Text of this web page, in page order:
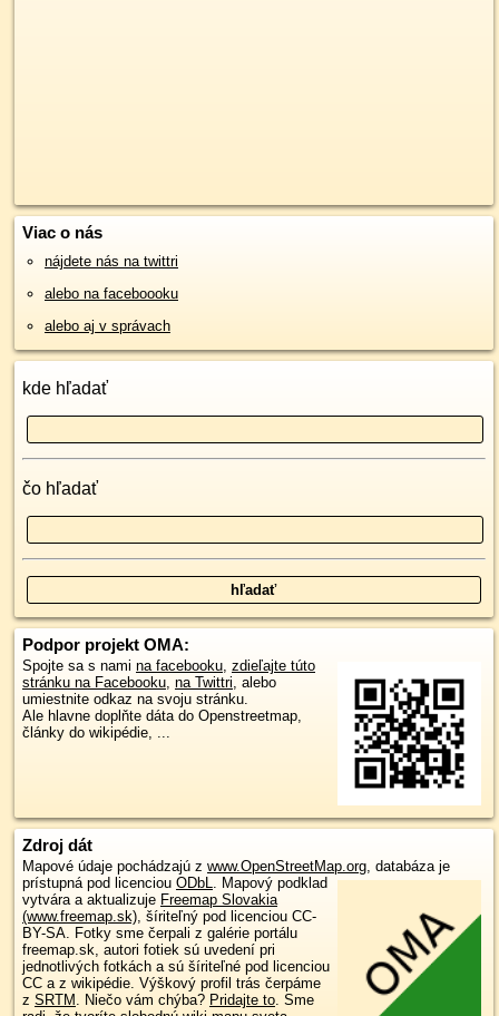
Viac o nás
nájdete nás na twittri
alebo na faceboooku
alebo aj v správach
kde hľadať
čo hľadať
Podpor projekt OMA:
Spojte sa s nami na facebooku, zdieľajte túto
stránku na Facebooku, na Twittri, alebo
umiestnite odkaz na svoju stránku.
Ale hlavne doplňte dáta do Openstreetmap,
články do wikipédie, ...
Zdroj dát
Mapové údaje pochádzajú z www.OpenStreetMap.org, databáza je
prístupná pod licenciou ODbL. Mapový podklad
vytvára a aktualizuje Freemap Slovakia
(www.freemap.sk), šíriteľný pod licenciou CC-
BY-SA. Fotky sme čerpali z galérie portálu
freemap.sk, autori fotiek sú uvedení pri
jednotlivých fotkách a sú šíriteľné pod licenciou
CC a z wikipédie. Výškový profil trás čerpáme
z SRTM . Niečo vám chýba? Pridajte to. Sme